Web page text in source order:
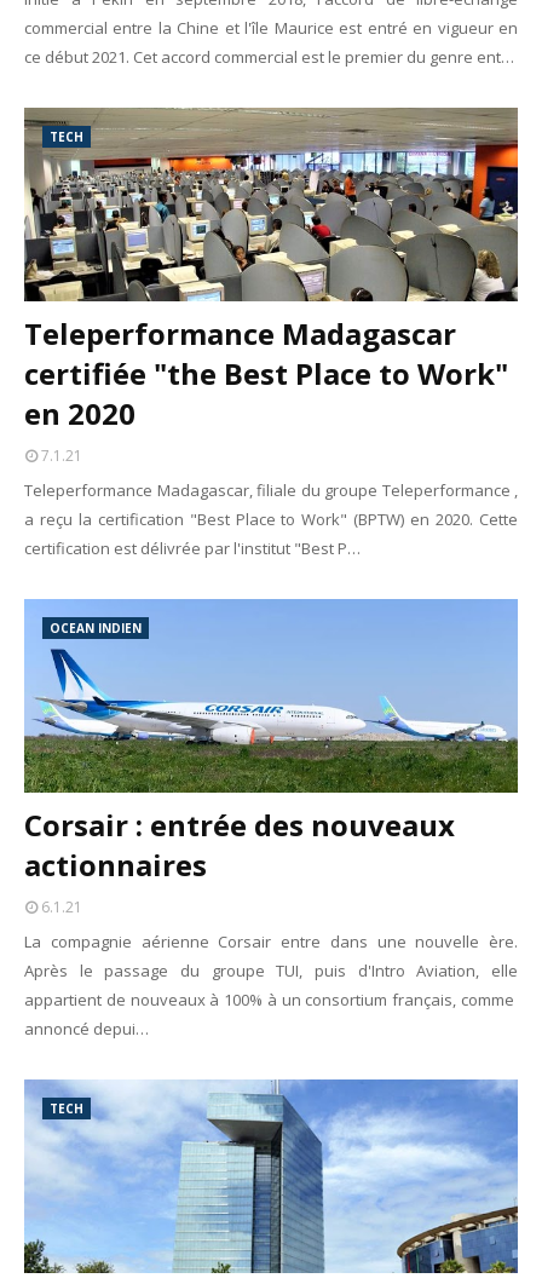
commercial entre la Chine et l'île Maurice est entré en vigueur en
ce début 2021. Cet accord commercial est le premier du genre ent…
TECH
Teleperformance Madagascar
certifiée "the Best Place to Work"
en 2020
7.1.21
Teleperformance Madagascar, filiale du groupe Teleperformance ,
a reçu la certification "Best Place to Work" (BPTW) en 2020. Cette
certification est délivrée par l'institut "Best P…
OCEAN INDIEN
Corsair : entrée des nouveaux
actionnaires
6.1.21
La compagnie aérienne Corsair entre dans une nouvelle ère.
Après le passage du groupe TUI, puis d'Intro Aviation, elle
appartient de nouveaux à 100% à un consortium français, comme
annoncé depui…
TECH